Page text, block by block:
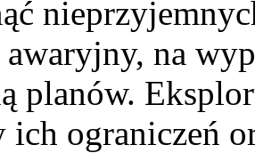
na
planów.
ich ograniczeń